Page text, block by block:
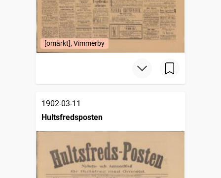
[omärkt], Vimmerby
1902-03-11
Hultsfredsposten